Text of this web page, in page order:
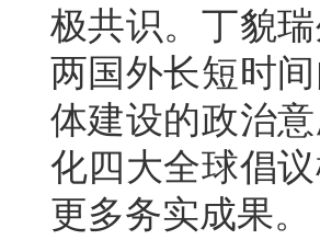
极共识。丁貌
两国外长短时
体建设的政治
化四大全球倡
更多务实成果。